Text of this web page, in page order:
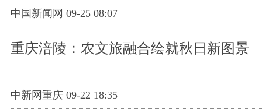
中国新闻网 09-25 08:07
重庆涪陵：农文旅融合绘就秋日新图景
中新网重庆 09-22 18:35